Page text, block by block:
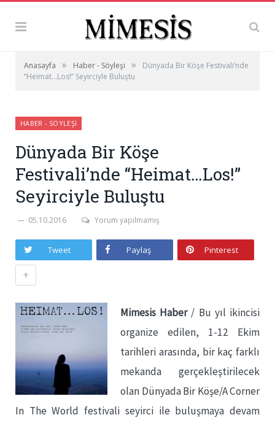
Anasayfa » Haber - Söyleşi »
Dünyada Bir Köşe Festivali’nde
“Heimat…Los!” Seyirciyle Buluştu
HABER - SÖYLEŞI
Dünyada Bir Köşe
Festivali’nde “Heimat…Los!”
Seyirciyle Buluştu
05.10.2016 Yorum yapılmamış
Tweet Paylaş Pinterest
+
Mimesis Haber/ Bu yıl ikincisi
organize edilen, 1-12 Ekim
tarihleri arasında, bir kaç farklı
mekanda gerçekleştirilecek
olan Dünyada Bir Köşe/A Corner
In The World festivali seyirci ile buluşmaya devam